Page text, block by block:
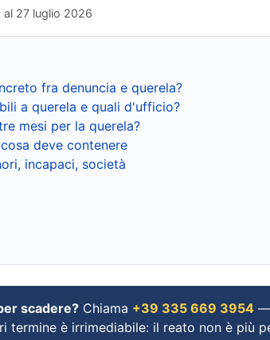
al 27 luglio 2026
fra denuncia e querela?
a querela e quali d'ufficio?
mesi per la querela?
deve contenere
incapaci, società
scadere? Chiama +39 335 669 3954 —
termine è irrimediabile: il reato non è più